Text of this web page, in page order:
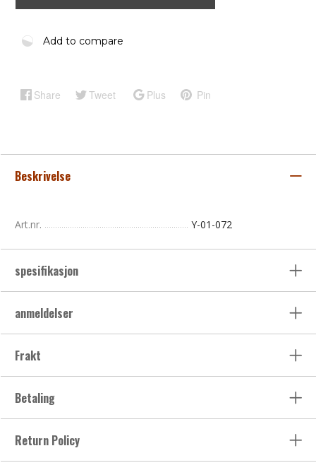
Add to compare
Share Tweet Plus Pin
Beskrivelse
Art.nr. Y-01-072
spesifikasjon
anmeldelser
Frakt
Betaling
Return Policy